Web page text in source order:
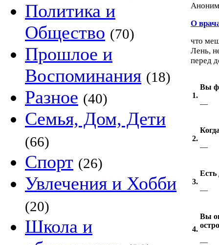
Политика и
Общество (70)
Прошлое и
Воспоминания (18)
Разное (40)
Семья, Дом, Дети
(66)
Спорт (26)
Увлечения и Хобби
(20)
Школа и
О
что
Лень,
перед
1.
Вы
—
2.
—
3.
Есть
—
4.
Вы
—